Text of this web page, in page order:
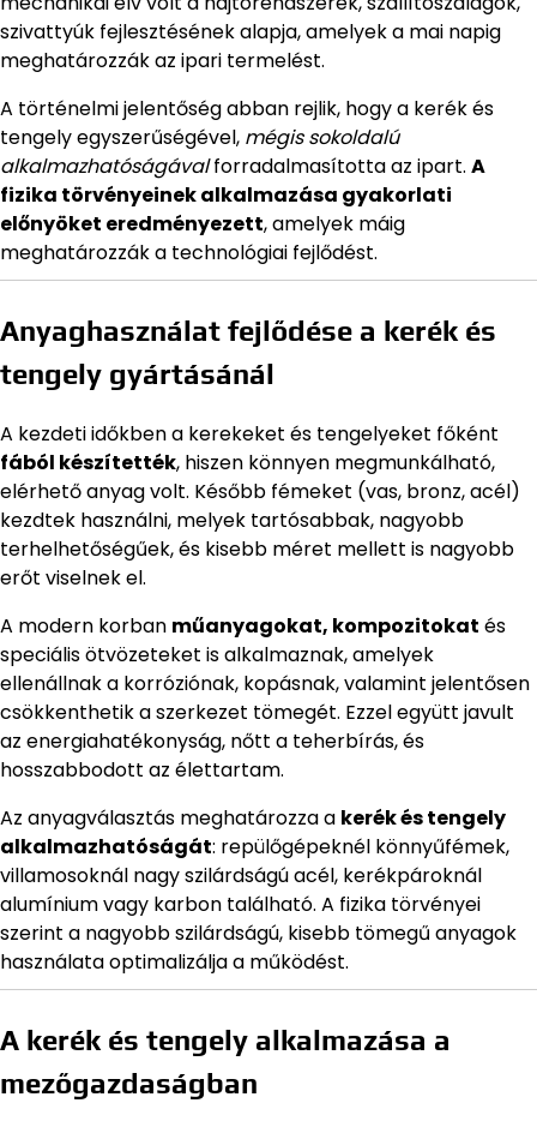
szivattyúk fejlesztésének alapja, amelyek a mai napig
meghatározzák az ipari termelést.
A történelmi jelentőség abban rejlik, hogy a kerék és
tengely egyszerűségével, mégis sokoldalú
alkalmazhatóságávalforradalmasította az ipart. A
fizika törvényeinek alkalmazása gyakorlati
előnyöket eredményezett, amelyek máig
meghatározzák a technológiai fejlődést.
Anyaghasználat fejlődése a kerék és
tengely gyártásánál
A kezdeti időkben a kerekeket és tengelyeket főként
fából készítették, hiszen könnyen megmunkálható,
elérhető anyag volt. Később fémeket (vas, bronz, acél)
kezdtek használni, melyek tartósabbak, nagyobb
terhelhetőségűek, és kisebb méret mellett is nagyobb
erőt viselnek el.
A modern korban műanyagokat, kompozitokat és
speciális ötvözeteket is alkalmaznak, amelyek
ellenállnak a korróziónak, kopásnak, valamint jelentősen
csökkenthetik a szerkezet tömegét. Ezzel együtt javult
az energiahatékonyság, nőtt a teherbírás, és
hosszabbodott az élettartam.
Az anyagválasztás meghatározza a kerék és tengely
alkalmazhatóságát: repülőgépeknél könnyűfémek,
villamosoknál nagy szilárdságú acél, kerékpároknál
alumínium vagy karbon található. A fizika törvényei
szerint a nagyobb szilárdságú, kisebb tömegű anyagok
használata optimalizálja a működést.
A kerék és tengely alkalmazása a
mezőgazdaságban